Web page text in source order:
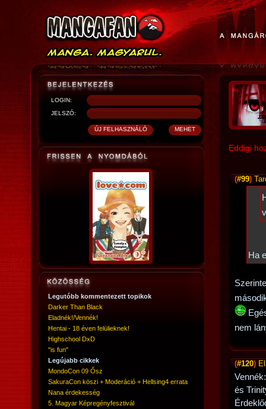
LOGIN:
JELSZÓ:
Legutóbb kommentezett topikok
Darker Than Black
Eladnék!/Vennék!
Hentai - 18 éven felülieknek!
Highschool DxD
"is fun"
Legújabb cikkek
MondoCon 09 Ősz
SakuraCon köszi + Moderáció + Hellsing4 errata
Nana érdekesség
5. Magyar Képregényfesztivál
Eddigi
(#99)
Ha
nem
(#120)
és